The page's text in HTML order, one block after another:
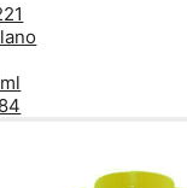
84